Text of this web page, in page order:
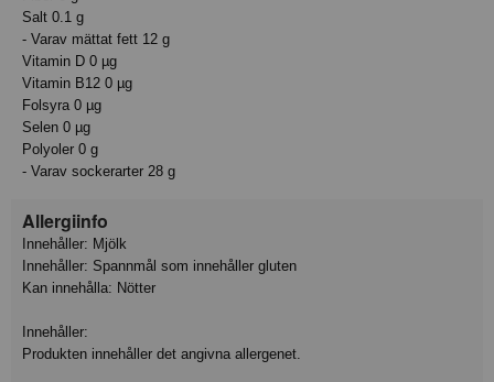
Salt 0.1 g
- Varav mättat fett 12 g
Vitamin D 0 µg
Vitamin B12 0 µg
Folsyra 0 µg
Selen 0 µg
Polyoler 0 g
- Varav sockerarter 28 g
Allergiinfo
Innehåller: Mjölk
Innehåller: Spannmål som innehåller gluten
Kan innehålla: Nötter
Innehåller:
Produkten innehåller det angivna allergenet.